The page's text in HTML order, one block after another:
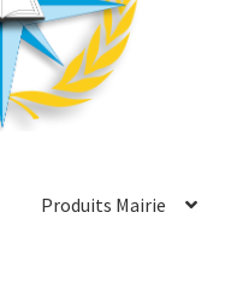
Produits Mairie